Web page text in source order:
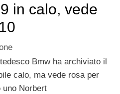
in calo, vede
Bmw ha archiviato il
calo, ma vede rosa per
uno Norbert